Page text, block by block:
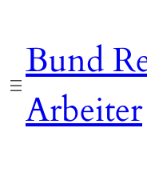
springen
Bund
Arbeiter